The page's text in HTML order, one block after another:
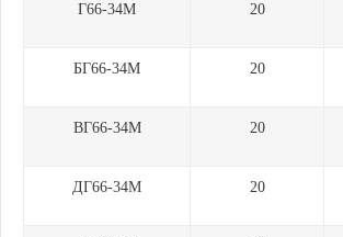
Г66-34М 20
БГ66-34М 20
ВГ66-34М 20
ДГ66-34М 20